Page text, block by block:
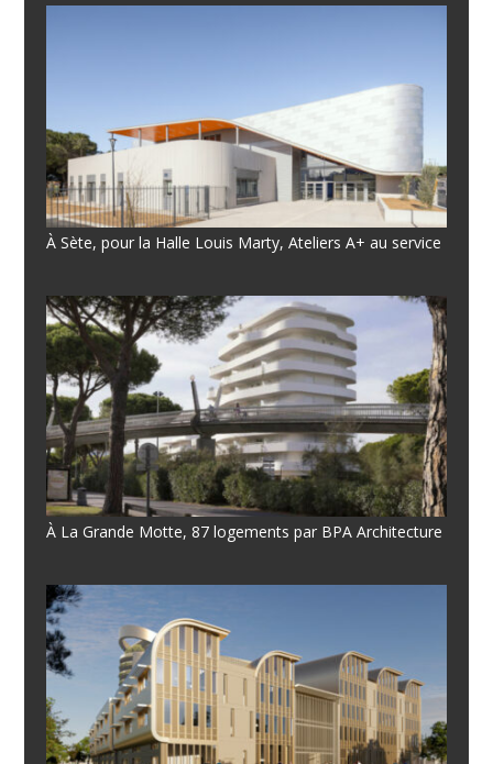
À Sète, pour la Halle Louis Marty, Ateliers A+ au service
À La Grande Motte, 87 logements par BPA Architecture